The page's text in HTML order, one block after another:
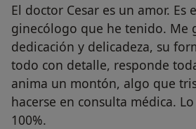
El doctor Cesar es un amor. Es
ginecólogo que he tenido. Me
dedicación y delicadeza, su
todo con detalle, responde
anima un montón, algo que
hacerse en consulta médica.
100%.